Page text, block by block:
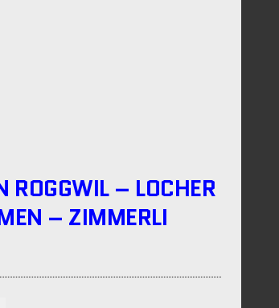
ROGGWIL – LOCHER
– ZIMMERLI